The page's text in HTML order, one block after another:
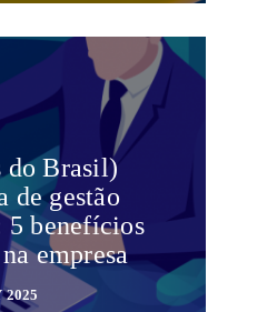
do Brasil)
de gestão
5 benefícios
empresa
2025